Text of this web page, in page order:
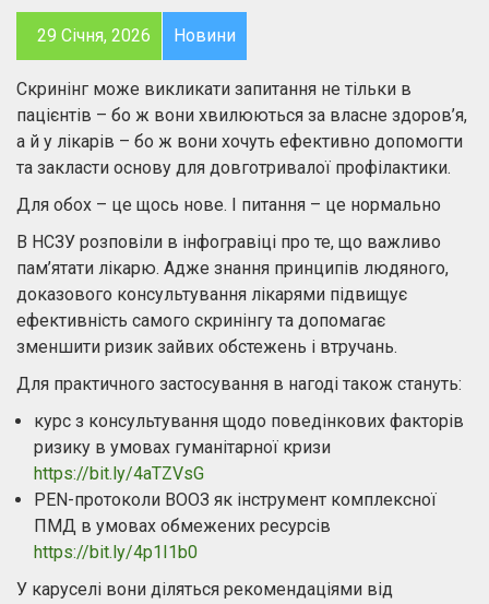
29 Січня, 2026 Новини
Скринінг може викликати запитання не тільки в
пацієнтів – бо ж вони хвилюються за власне здоров’я,
а й у лікарів – бо ж вони хочуть ефективно допомогти
та закласти основу для довготривалої профілактики.
Для обох – це щось нове. І питання – це нормально
В НСЗУ розповіли в інфогравіці про те, що важливо
пам’ятати лікарю. Адже знання принципів людяного,
доказового консультування лікарями підвищує
ефективність самого скринінгу та допомагає
зменшити ризик зайвих обстежень і втручань.
Для практичного застосування в нагоді також стануть:
курс з консультування щодо поведінкових факторів
ризику в умовах гуманітарної кризи
https://bit.ly/4aTZVsG
PEN-протоколи ВООЗ як інструмент комплексної
ПМД в умовах обмежених ресурсів
https://bit.ly/4p1I1b0
У каруселі вони діляться рекомендаціями від